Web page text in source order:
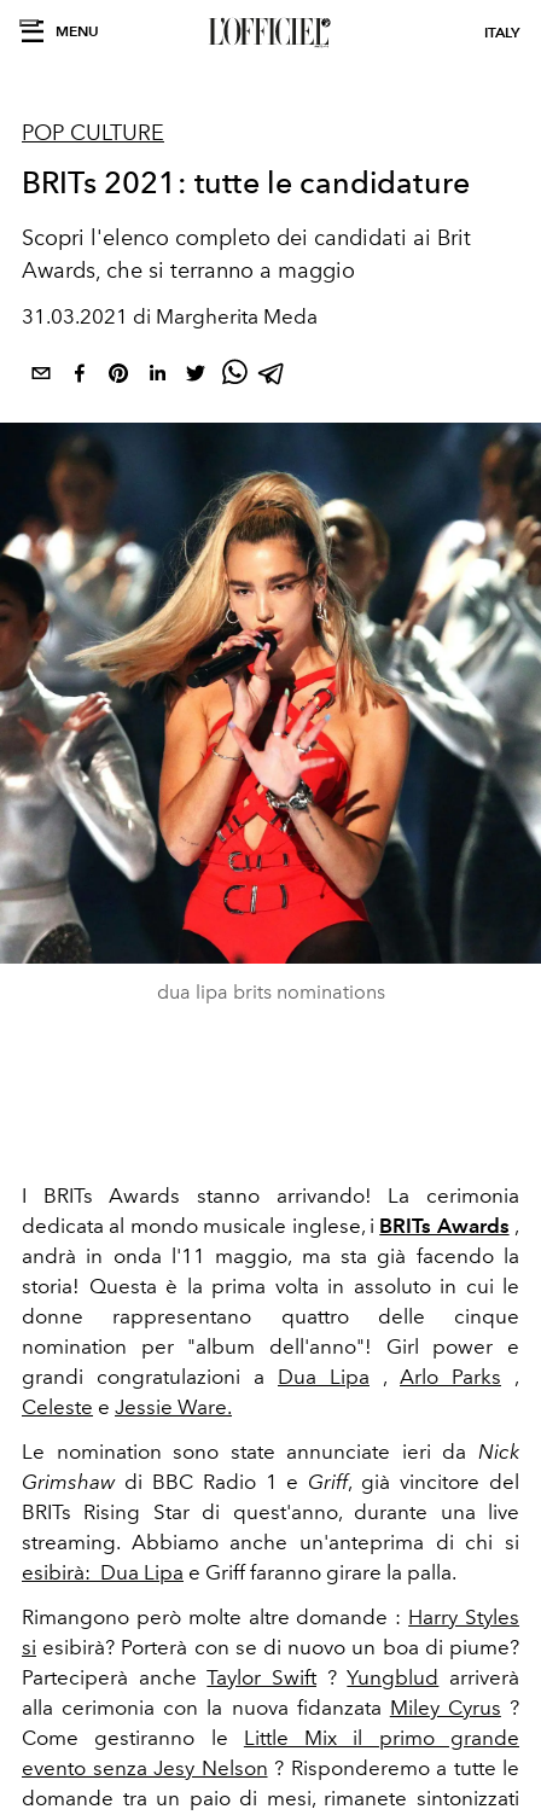
MENU ITALY
POP CULTURE
BRITs 2021: tutte le candidature
Scopri l'elenco completo dei candidati ai Brit
Awards, che si terranno a maggio
31.03.2021 di Margherita Meda
dua lipa brits nominations
I BRITs Awards stanno arrivando! La cerimonia
dedicata al mondo musicale inglese, i BRITs Awards ,
andrà in onda l'11 maggio, ma sta già facendo la
storia! Questa è la prima volta in assoluto in cui le
donne rappresentano quattro delle cinque
nomination per "album dell'anno"! Girl power e
grandi congratulazioni a Dua Lipa , Arlo Parks ,
Celeste e Jessie Ware.
Le nomination sono state annunciate ieri da Nick
Grimshawdi BBC Radio 1 e Griff, già vincitore del
BRITs Rising Star di quest'anno, durante una live
streaming. Abbiamo anche un'anteprima di chi si
esibirà: Dua Lipa e Griff faranno girare la palla.
Rimangono però molte altre domande : Harry Styles
si esibirà? Porterà con se di nuovo un boa di piume?
Parteciperà ancheTaylor Swift?Yungblud arriverà
alla cerimonia con la nuova fidanzata Miley Cyrus ?
Come gestiranno le Little Mix il primo grande
evento senza Jesy Nelson ? Risponderemo a tutte le
domande tra un paio di mesi, rimanete sintonizzati